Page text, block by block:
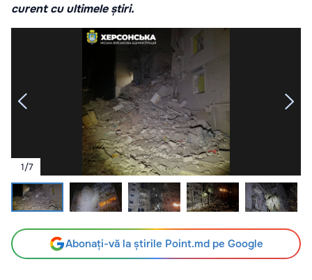
curent cu ultimele știri.
1/7
Abonați-vă la știrile Point.md pe Google